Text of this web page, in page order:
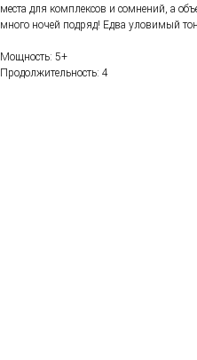
места для комплексов и сомнений, а
много ночей подряд! Едва уловимый
Мощность: 5+
Продолжительность: 4